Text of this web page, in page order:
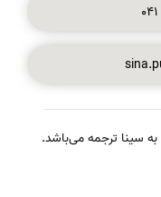
041
سینا ترجمه می‌باشد.